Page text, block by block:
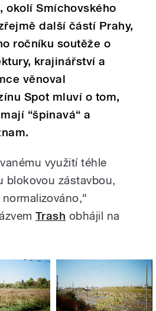
okolí Smíchovského
další částí Prahy,
ročníku soutěže o
krajinářství a
věnoval
Spot mluví o tom,
“špinavá“ a
využití téhle
blokovou zástavbou,
Trash obhájil na